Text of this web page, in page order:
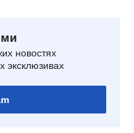
новостях
эксклюзивах